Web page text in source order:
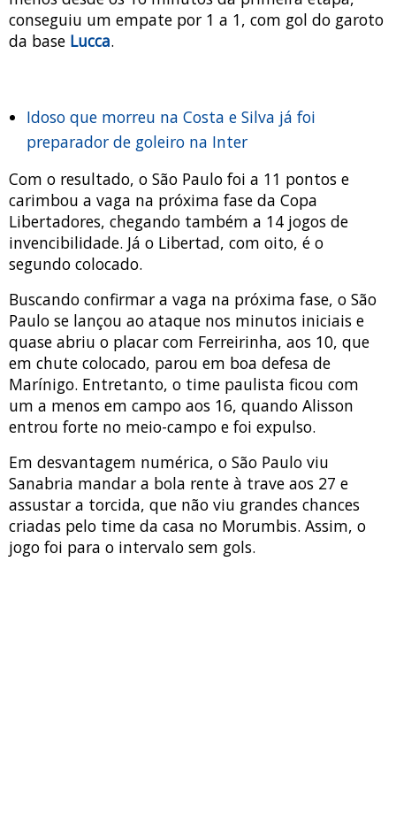
conseguiu um empate por 1 a 1, com gol do garoto
da base Lucca.
Idoso que morreu na Costa e Silva já foi
preparador de goleiro na Inter
Com o resultado, o São Paulo foi a 11 pontos e
carimbou a vaga na próxima fase da Copa
Libertadores, chegando também a 14 jogos de
invencibilidade. Já o Libertad, com oito, é o
segundo colocado.
Buscando confirmar a vaga na próxima fase, o São
Paulo se lançou ao ataque nos minutos iniciais e
quase abriu o placar com Ferreirinha, aos 10, que
em chute colocado, parou em boa defesa de
Marínigo. Entretanto, o time paulista ficou com
um a menos em campo aos 16, quando Alisson
entrou forte no meio-campo e foi expulso.
Em desvantagem numérica, o São Paulo viu
Sanabria mandar a bola rente à trave aos 27 e
assustar a torcida, que não viu grandes chances
criadas pelo time da casa no Morumbis. Assim, o
jogo foi para o intervalo sem gols.